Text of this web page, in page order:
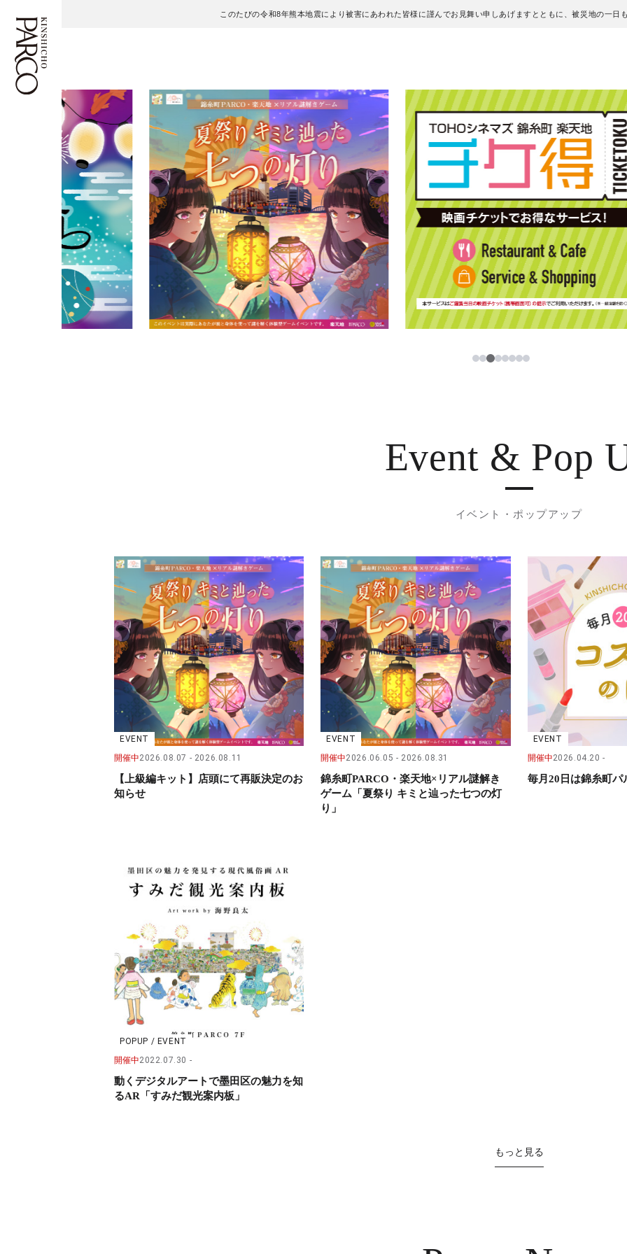
このたびの令和8年熊本地震により被害にあわれた皆様に謹んでお見舞い申しあげますとともに、被災地の一日
フロアガイド
施設案内・アクセス
イベント・ポップアップ
ニュース
レストラン・カフェ
TAX FREE
PARCOメンバーズ
ENGLISH
繁体字
簡体字
한국어
ภาษาไทย
日本語
12345678
Event & Pop
イベント・ポップアップ
EVENT
開催中2026.08.07 2026.08.11
【上級編キット】店頭にて再販決定のお
知らせ
EVENT
開催中2026.06.05 2026.08.31
錦糸町PARCO・楽天地×リアル謎解き
ゲーム「夏祭り キミと辿った七つの灯
り」
EVENT
開催中2026.04.20
毎月20日は錦糸町パ
POPUP / EVENT
開催中2022.07.30
動くデジタルアートで墨田区の魅力を知
るAR「すみだ観光案内板」
もっと見る